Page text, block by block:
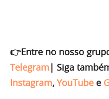
👉Entre no nosso
Telegram | Siga
Instagram, YouTube e